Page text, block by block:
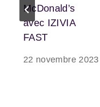
McDonald’s
avec IZIVIA
FAST
22 novembre 2023